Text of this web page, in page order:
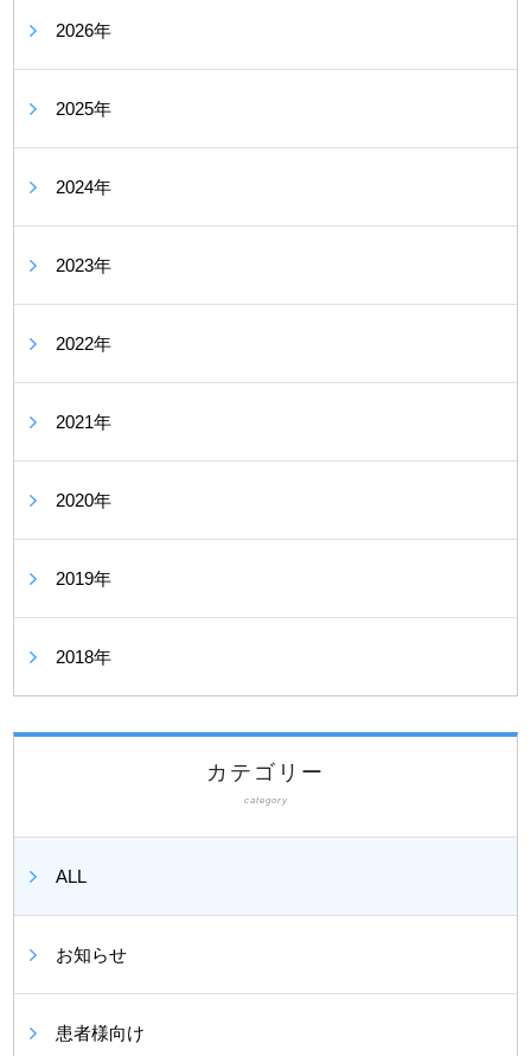
2026年
2025年
2024年
2023年
2022年
2021年
2020年
2019年
2018年
カテゴリー
category
ALL
お知らせ
患者様向け